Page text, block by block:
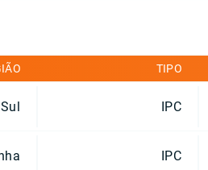
TIPO
IPC
IPC